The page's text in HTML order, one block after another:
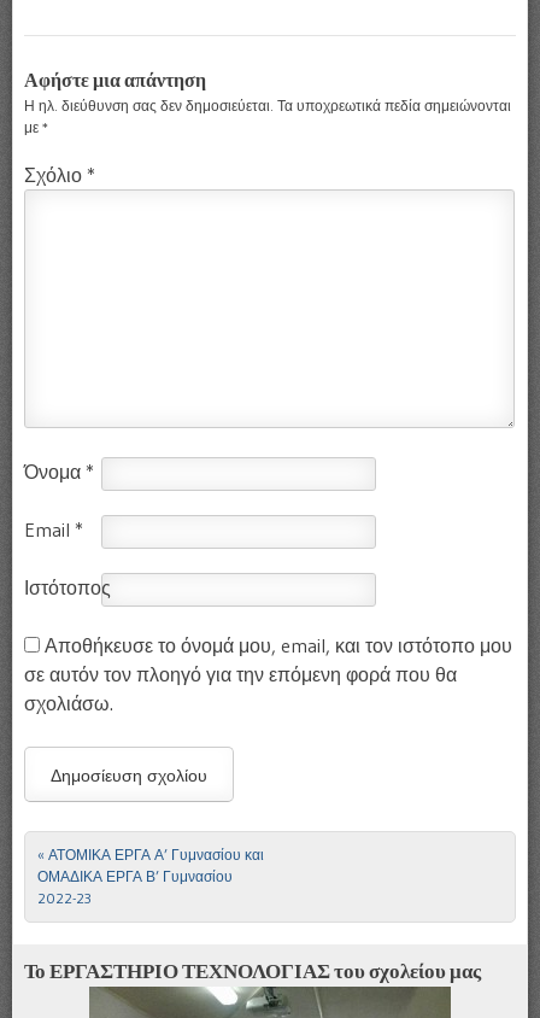
Αφήστε μια απάντηση
Η ηλ. διεύθυνση σας δεν δημοσιεύεται. Τα υποχρεωτικά πεδία σημειώνονται
με *
Σχόλιο *
Όνομα *
Email *
Ιστότοπος
Αποθήκευσε το όνομά μου, email, και τον ιστότοπο μου
σε αυτόν τον πλοηγό για την επόμενη φορά που θα
σχολιάσω.
Πλοήγηση άρθρων
« ΑΤΟΜΙΚΑ ΕΡΓΑ Α’ Γυμνασίου και
ΟΜΑΔΙΚΑ ΕΡΓΑ Β’ Γυμνασίου
2022-23
Το ΕΡΓΑΣΤΗΡΙΟ ΤΕΧΝΟΛΟΓΙΑΣ του σχολείου μας